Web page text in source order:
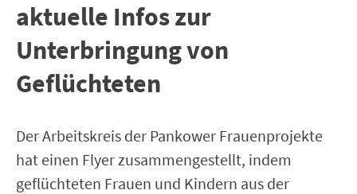
aktuelle Infos zur
Unterbringung von
Geflüchteten
Der Arbeitskreis der Pankower Frauenprojekte
hat einen Flyer zusammengestellt, indem
geflüchteten Frauen und Kindern aus der